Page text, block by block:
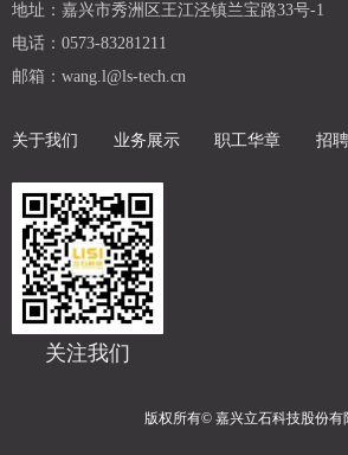
关注我们
地址： 嘉兴市秀洲区王江泾镇兰宝路33号-1
电话： 0573-83281211
邮箱： wang.l@ls-tech.cn
版权所有© 嘉兴立石科技股份有
关于我们 业务展示 职工华章 招